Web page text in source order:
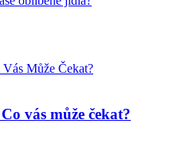
vás může čekat?